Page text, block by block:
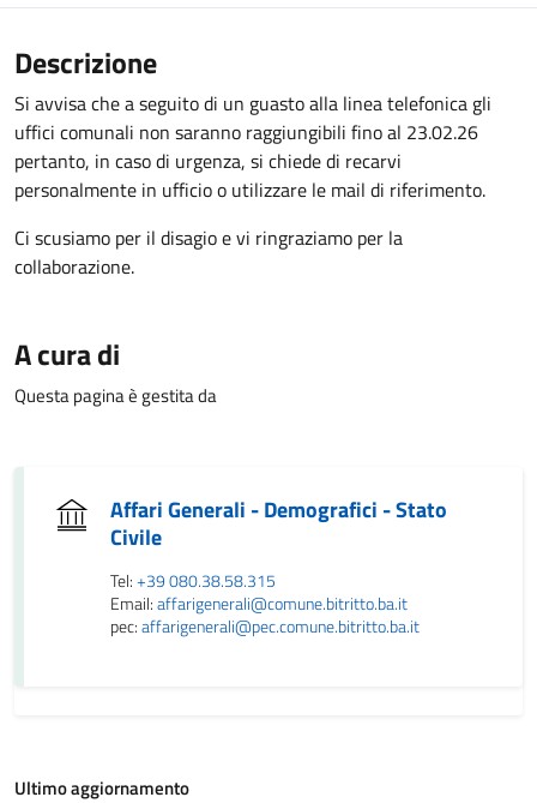
Descrizione
Si avvisa che a seguito di un guasto alla linea telefonica gli
uffici comunali non saranno raggiungibili fino al 23.02.26
pertanto, in caso di urgenza, si chiede di recarvi
personalmente in ufficio o utilizzare le mail di riferimento.
Ci scusiamo per il disagio e vi ringraziamo per la
collaborazione.
A cura di
Questa pagina è gestita da
Affari Generali - Demografici - Stato
Civile
Tel:+39 080.38.58.315
Email:affarigenerali@comune.bitritto.ba.it
pec:affarigenerali@pec.comune.bitritto.ba.it
Ultimo aggiornamento